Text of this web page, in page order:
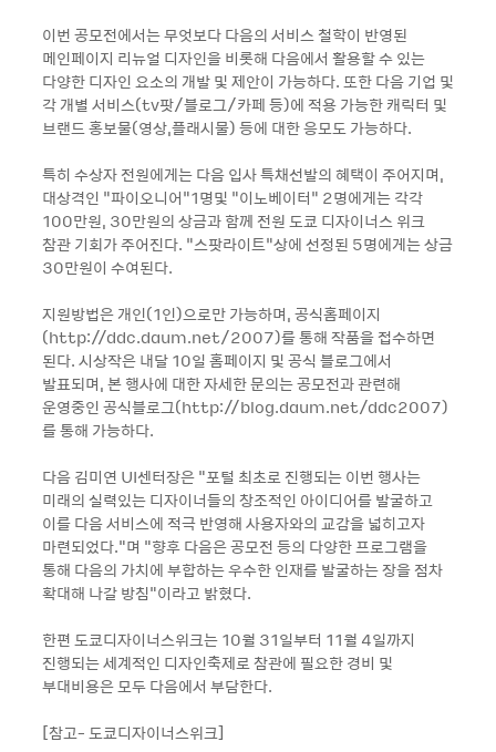
이번 공모전에서는 무엇보다 다음의 서비스 철학이 반영된
메인페이지 리뉴얼 디자인을 비롯해 다음에서 활용할 수 있는
다양한 디자인 요소의 개발 및 제안이 가능하다. 또한 다음 기업 및
각 개별 서비스(tv팟/블로그/카페 등)에 적용 가능한 캐릭터 및
브랜드 홍보물(영상,플래시물) 등에 대한 응모도 가능하다.
특히 수상자 전원에게는 다음 입사 특채선발의 혜택이 주어지며,
대상격인 “파이오니어“1명및 “이노베이터“ 2명에게는 각각
100만원, 30만원의 상금과 함께 전원 도쿄 디자이너스 위크
참관 기회가 주어진다. “스팟라이트“상에 선정된 5명에게는 상금
30만원이 수여된다.
지원방법은 개인(1인)으로만 가능하며, 공식홈페이지
(http://ddc.daum.net/2007)를 통해 작품을 접수하면
된다. 시상작은 내달 10일 홈페이지 및 공식 블로그에서
발표되며, 본 행사에 대한 자세한 문의는 공모전과 관련해
운영중인 공식블로그(http://blog.daum.net/ddc2007)
를 통해 가능하다.
다음 김미연 UI센터장은 "포털 최초로 진행되는 이번 행사는
미래의 실력있는 디자이너들의 창조적인 아이디어를 발굴하고
이를 다음 서비스에 적극 반영해 사용자와의 교감을 넓히고자
마련되었다."며 "향후 다음은 공모전 등의 다양한 프로그램을
통해 다음의 가치에 부합하는 우수한 인재를 발굴하는 장을 점차
확대해 나갈 방침"이라고 밝혔다.
한편 도쿄디자이너스위크는 10월 31일부터 11월 4일까지
진행되는 세계적인 디자인축제로 참관에 필요한 경비 및
부대비용은 모두 다음에서 부담한다.
[참고- 도쿄디자이너스위크]